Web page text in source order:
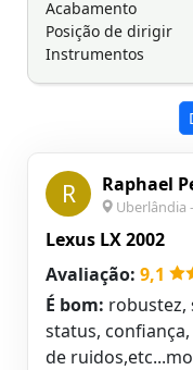
Acabamento
Posição de dirigir
Instrumentos
R Raphael
Uberlândia
Lexus LX 2002
Avaliação: 9,1
É bom: robustez,
status,
de